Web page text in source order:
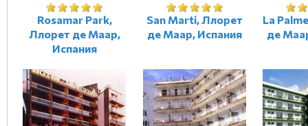
Rosamar Park,
Ллорет де Маар,
Испания
San Marti, Ллорет
де Маар, Испания
La
де